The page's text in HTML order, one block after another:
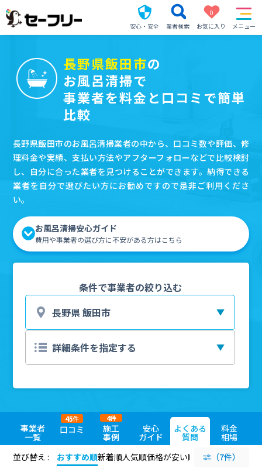
安心・安全 業者検索
0
お気に入り
メニュー
長野県飯田市の
お風呂清掃で
事業者を料金と口コミで簡単
比較
長野県飯田市のお風呂清掃業者の中から、口コミ数や評価、修
理料金や実績、支払い方法やアフターフォローなどで比較検討
し、自分に合った業者を見つけることができます。納得できる
業者を自分で選びたい方にお勧めですので是非ご利用くださ
い。
お風呂清掃安心ガイド
費用や事業者の選び方に不安がある方はこちら
条件で事業者の絞り込む
事業者
一覧
口コミ
45件
施工
事例
4件
安心
ガイド
よくある
質問
料金
相場
並び替え :
おすすめ順新着順人気順価格が安い順 評価が高い順
（7件）